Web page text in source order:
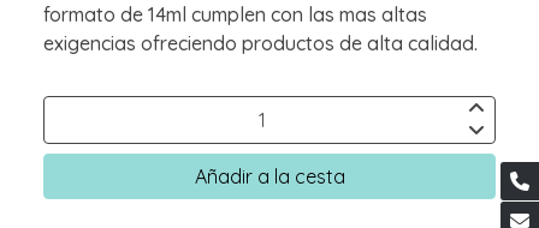
formato de 14ml cumplen con las mas altas
exigencias ofreciendo productos de alta calidad.
Añadir a la cesta